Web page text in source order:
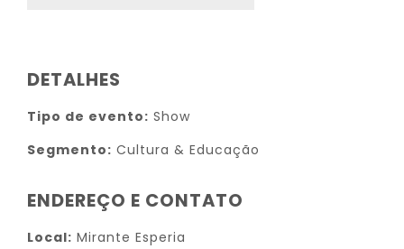
DETALHES
Tipo de evento: Show
Segmento: Cultura & Educação
ENDEREÇO E CONTATO
Local: Mirante Esperia